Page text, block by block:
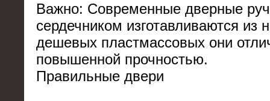
Важно: Современные дверные
сердечником изготавливаются из
дешевых пластмассовых они
повышенной прочностью.
Правильные двери